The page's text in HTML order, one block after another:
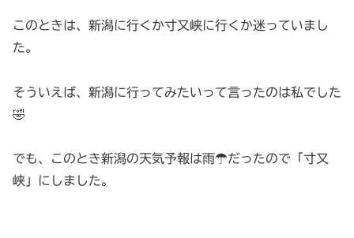
このときは、新潟に行くか寸又峡に行くか迷っていまし
た。
そういえば、新潟に行ってみたいって言ったのは私でした
🤣
でも、このとき新潟の天気予報は雨☂️だったので「寸又
峡」にしました。